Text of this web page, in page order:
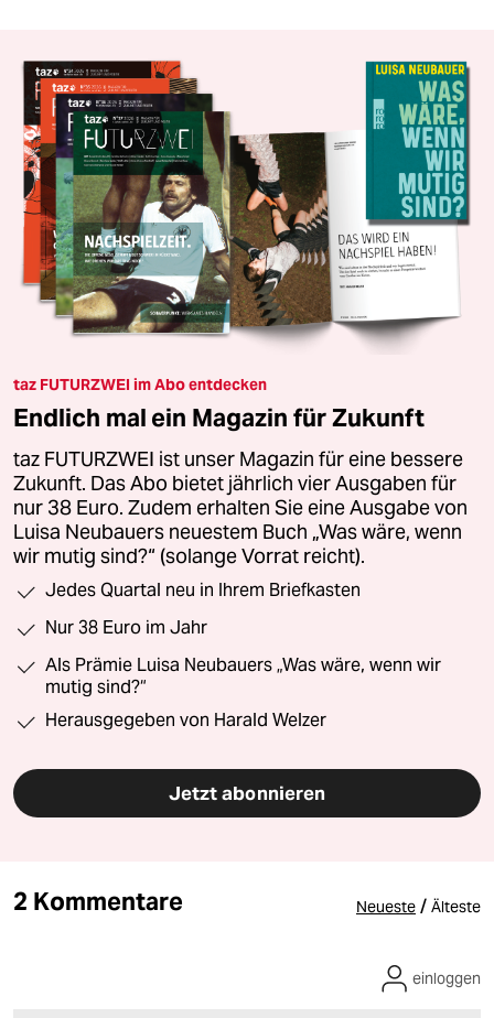
taz FUTURZWEI im Abo entdecken
Endlich mal ein Magazin für Zukunft
taz FUTURZWEI ist unser Magazin für eine bessere
Zukunft. Das Abo bietet jährlich vier Ausgaben für
nur 38 Euro. Zudem erhalten Sie eine Ausgabe von
Luisa Neubauers neuestem Buch „Was wäre, wenn
wir mutig sind?“ (solange Vorrat reicht).
Jedes Quartal neu in Ihrem Briefkasten
Nur 38 Euro im Jahr
Als Prämie Luisa Neubauers „Was wäre, wenn wir
mutig sind?“
Herausgegeben von Harald Welzer
Jetzt abonnieren
2 Kommentare Neueste / Älteste
einloggen